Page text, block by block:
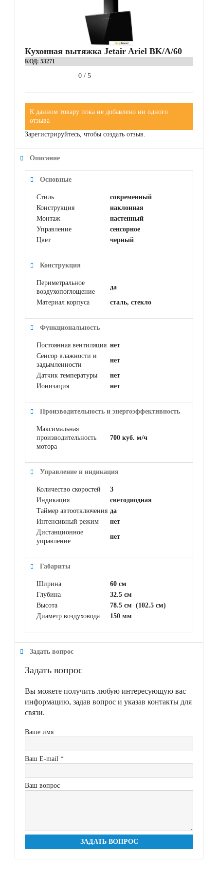
Кухонная вытяжка Jetair Ariel BK/A/60
КОД: 53271
0 / 5
К данном товару пока не добавлено ни одного
отзыва
Зарегистрируйтесь, чтобы создать отзыв.
Описание
Основные
Стиль
современный
Конструкция
наклонная
Монтаж
настенный
Управление
сенсорное
Цвет
черный
Конструкция
Периметральное
воздухопоглощение
да
Материал корпуса сталь, стекло
Функциональность
Постоянная вентиляция нет
Сенсор влажности и
задымленности
нет
Датчик температуры
нет
Ионизация
нет
Производительность и энергоэффективность
Максимальная
производительность
мотора
700 куб. м/ч
Управление и индикация
Количество скоростей
3
Индикация
светодиодная
Таймер автоотключения да
Интенсивный режим
нет
Дистанционное
управление
нет
Габариты
Ширина
60 см
Глубина
32.5 см
Высота
78.5 см (102.5 см)
Диаметр воздуховода
150 мм
Задать вопрос
Задать вопрос
Вы можете получить любую интересующую вас
информацию, задав вопрос и указав контакты для
связи.
Ваше имя
Ваш E-mail *
Ваш вопрос
ЗАДАТЬ ВОПРОС